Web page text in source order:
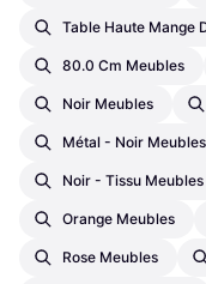
Table Haute Mange
80.0 Cm Meubles
Noir Meubles
Métal - Noir Meubles
Noir - Tissu Meubles
Orange Meubles
Rose Meubles